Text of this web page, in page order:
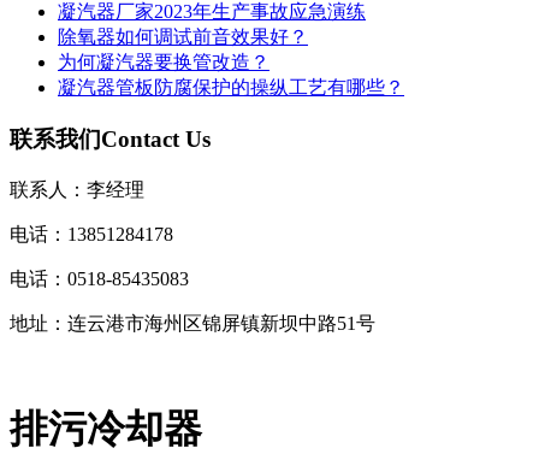
凝汽器厂家2023年生产事故应急演练
除氧器如何调试前音效果好？
为何凝汽器要换管改造？
凝汽器管板防腐保护的操纵工艺有哪些？
联系我们Contact Us
联系人：李经理
电话：13851284178
电话：0518-85435083
地址：连云港市海州区锦屏镇新坝中路51号
排污冷却器